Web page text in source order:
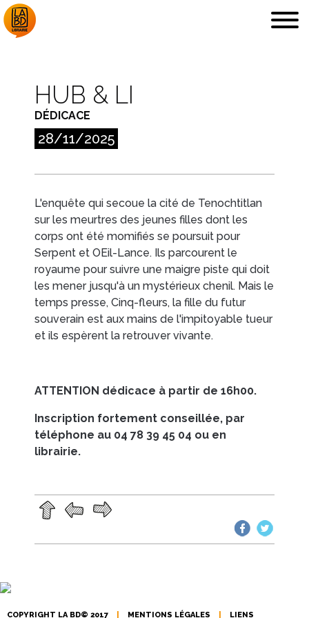
LA LIBRAIRIE
COUPS DE CŒUR ARCHIVES
HUB & LI
DÉDICACE
28/11/2025
L'enquête qui secoue la cité de Tenochtitlan
sur les meurtres des jeunes filles dont les
corps ont été momifiés se poursuit pour
Serpent et OEil-Lance. Ils parcourent le
royaume pour suivre une maigre piste qui doit
les mener jusqu'à un mystérieux chenil. Mais le
temps presse, Cinq-fleurs, la fille du futur
souverain est aux mains de l'impitoyable tueur
et ils espèrent la retrouver vivante.
ATTENTION dédicace à partir de 16h00.
Inscription fortement conseillée, par
téléphone au 04 78 39 45 04 ou en
librairie.
COPYRIGHT LA BD© 2017 MENTIONS LÉGALES LIENS